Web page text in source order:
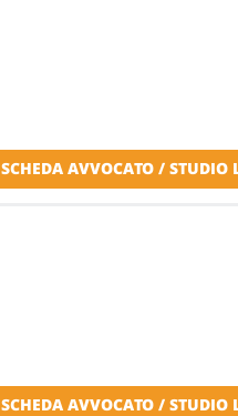
SCHEDA AVVOCATO / STUDIO
SCHEDA AVVOCATO / STUDIO